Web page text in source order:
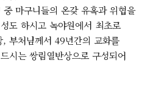
마구니들의 온갖 유혹과 위협을
도 하시고 녹야원에서 최초로
부처님께서 49년간의 교화를
시는 쌍림열반상으로 구성되어